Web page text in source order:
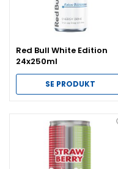
Red Bull White Edition
24x250ml
SE PRODUKT